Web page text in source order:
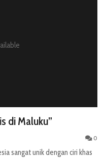
di Maluku”
0
sangat unik dengan ciri khas